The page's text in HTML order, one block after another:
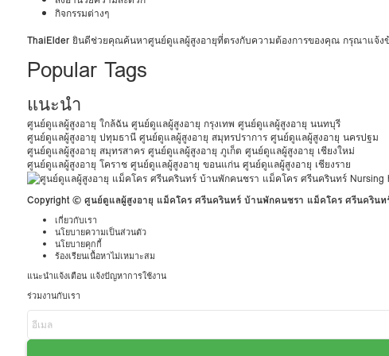
กิจกรรมต่างๆ
ThaiElderยินดีช่วยคุณค้นหาศูนย์ดูแลผู้สูงอายุที่ตรงกับความต้องการของคุณ กรุณาแจ้งข้
Popular Tags
แนะนำ
ศูนย์ดูแลผู้สูงอายุ ใกล้ฉัน ศูนย์ดูแลผู้สูงอายุ กรุงเทพ ศูนย์ดูแลผู้สูงอายุ นนทบุรี
ศูนย์ดูแลผู้สูงอายุ ปทุมธานี ศูนย์ดูแลผู้สูงอายุ สมุทรปราการ ศูนย์ดูแลผู้สูงอายุ นครปฐม
ศูนย์ดูแลผู้สูงอายุ สมุทรสาคร ศูนย์ดูแลผู้สูงอายุ ภูเก็ต ศูนย์ดูแลผู้สูงอายุ เชียงใหม่
ศูนย์ดูแลผู้สูงอายุ โคราช ศูนย์ดูแลผู้สูงอายุ ขอนแก่น ศูนย์ดูแลผู้สูงอายุ เชียงราย
Copyright © ศูนย์ดูแลผู้สูงอายุ แม็คโคร ศรีนครินทร์ บ้านพักคนชรา แม็คโคร ศรีนคริน
เกี่ยวกับเรา
นโยบายความเป็นส่วนตัว
นโยบายคุกกี้
ร้องเรียนเนื้อหาไม่เหมาะสม
แนะนำแจ้งเตือน แจ้งปัญหาการใช้งาน
ร่วมงานกับเรา